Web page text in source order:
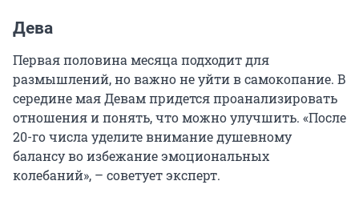
Дева
Первая половина месяца подходит для
размышлений, но важно не уйти в самокопание. В
середине мая Девам придется проанализировать
отношения и понять, что можно улучшить. «После
20-го числа уделите внимание душевному
балансу во избежание эмоциональных
колебаний», – советует эксперт.